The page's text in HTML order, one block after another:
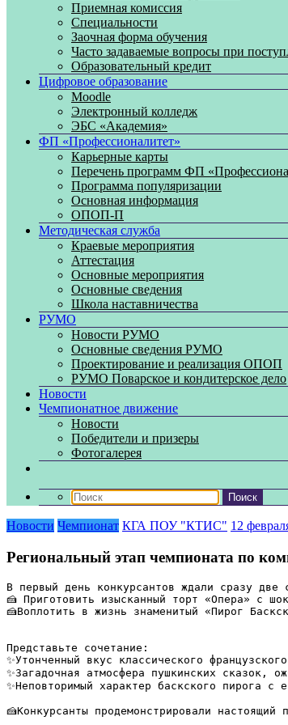
Приемная комиссия
Специальности
Заочная форма обучения
Часто задаваемые вопросы при
Образовательный кредит
Цифровое образование
Moodle
Электронный колледж
ЭБС «Академия»
ФП «Профессионалитет»
Карьерные карты
Перечень программ ФП
Программа популяризации
Основная информация
ОПОП-П
Методическая служба
Краевые мероприятия
Аттестация
Основные мероприятия
Основные сведения
Школа наставничества
РУМО
Новости РУМО
Основные сведения РУМО
Проектирование и реализация ОПОП
РУМО Поварское и кондитерское дело
Новости
Чемпионатное движение
Новости
Победители и призеры
Фотогалерея
Новости Чемпионат КГА ПОУ "КТИС" 12
Региональный этап чемпионата по
В первый день конкурсантов ждали сразу две
🍰 Приготовить изысканный торт «Опера» с
🍰Воплотить в жизнь знаменитый «Пирог
Представьте сочетание:
✨Утонченный вкус классического
✨Загадочная атмосфера пушкинских сказок,
✨Неповторимый характер баскского пирога с
🍰Конкурсанты продемонстрировали